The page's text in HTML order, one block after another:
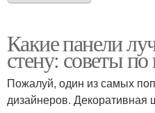
Какие панели
стену: советы
Пожалуй, один из самых
дизайнеров. Декоративная